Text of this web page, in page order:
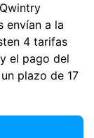
envían a la
4 tarifas
el pago del
plazo de 17